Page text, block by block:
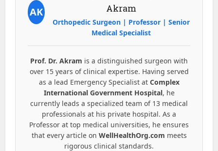
AK
Akram
Orthopedic Surgeon | Professor | Senior
Medical Specialist
Prof. Dr. Akram is a distinguished surgeon with
over 15 years of clinical expertise. Having served
as a lead Emergency Specialist at Complex
International Government Hospital, he
currently leads a specialized team of 13 medical
professionals at his private hospital. As a
Professor at top medical universities, he ensures
that every article on WellHealthOrg.com meets
rigorous clinical standards.